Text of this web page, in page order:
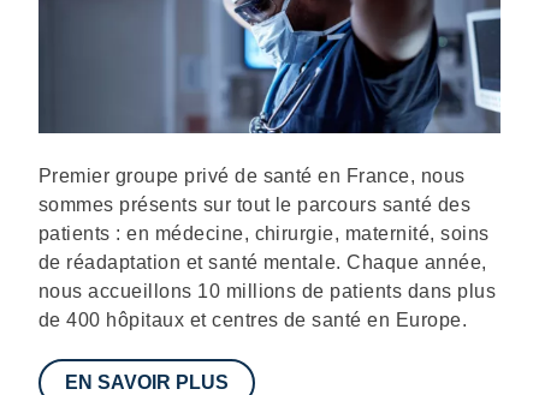
Description
Premier groupe privé de santé en France, nous
sommes présents sur tout le parcours santé des
patients : en médecine, chirurgie, maternité, soins
de réadaptation et santé mentale. Chaque année,
nous accueillons 10 millions de patients dans plus
de 400 hôpitaux et centres de santé en Europe.
EN SAVOIR PLUS